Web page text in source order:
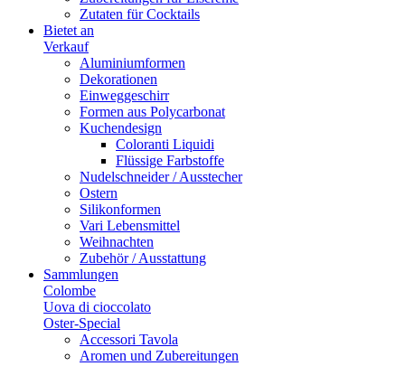
Zutaten für Cocktails
Bietet an
Verkauf
Aluminiumformen
Dekorationen
Einweggeschirr
Formen aus Polycarbonat
Kuchendesign
Coloranti Liquidi
Flüssige Farbstoffe
Nudelschneider / Ausstecher
Ostern
Silikonformen
Vari Lebensmittel
Weihnachten
Zubehör / Ausstattung
Sammlungen
Colombe
Uova di cioccolato
Oster-Special
Accessori Tavola
Aromen und Zubereitungen